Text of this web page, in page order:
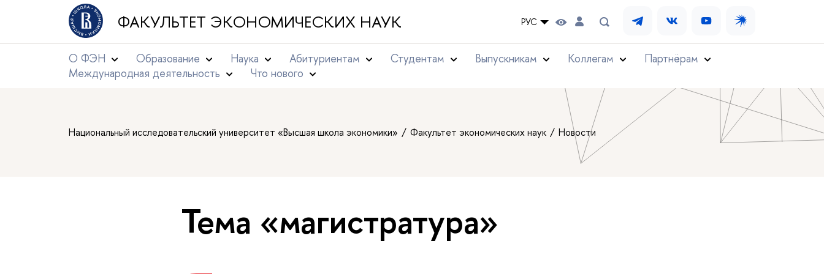
ФАКУЛЬТЕТ ЭКОНОМИЧЕСКИХ НАУК РУС
О ФЭН Образование Наука Абитуриентам Студентам Выпускникам Коллегам
Партнёрам
Международная деятельность
Что нового
Национальный исследовательский университет «Высшая школа экономики» Факультет экономических наук Новости
Тема «магистратура»